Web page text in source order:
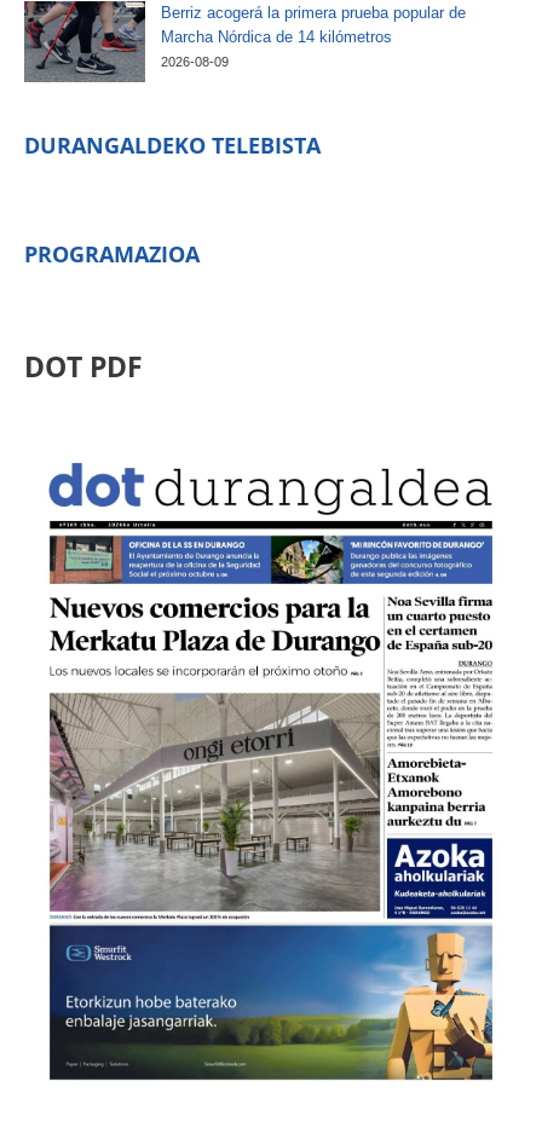
Berriz acogerá la primera prueba popular de
Marcha Nórdica de 14 kilómetros
2026-08-09
DURANGALDEKO TELEBISTA
PROGRAMAZIOA
DOT PDF